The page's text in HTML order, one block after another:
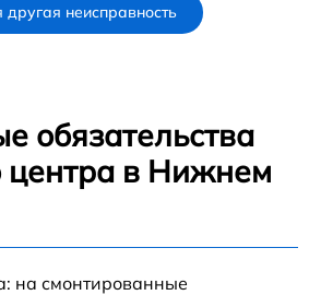
другая неисправность
обязательства
центра в Нижнем
на смонтированные